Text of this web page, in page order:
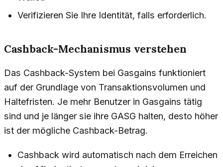
Verifizieren Sie Ihre Identität, falls erforderlich.
Cashback-Mechanismus verstehen
Das Cashback-System bei Gasgains funktioniert
auf der Grundlage von Transaktionsvolumen und
Haltefristen. Je mehr Benutzer in Gasgains tätig
sind und je länger sie ihre GASG halten, desto höher
ist der mögliche Cashback-Betrag.
Cashback wird automatisch nach dem Erreichen